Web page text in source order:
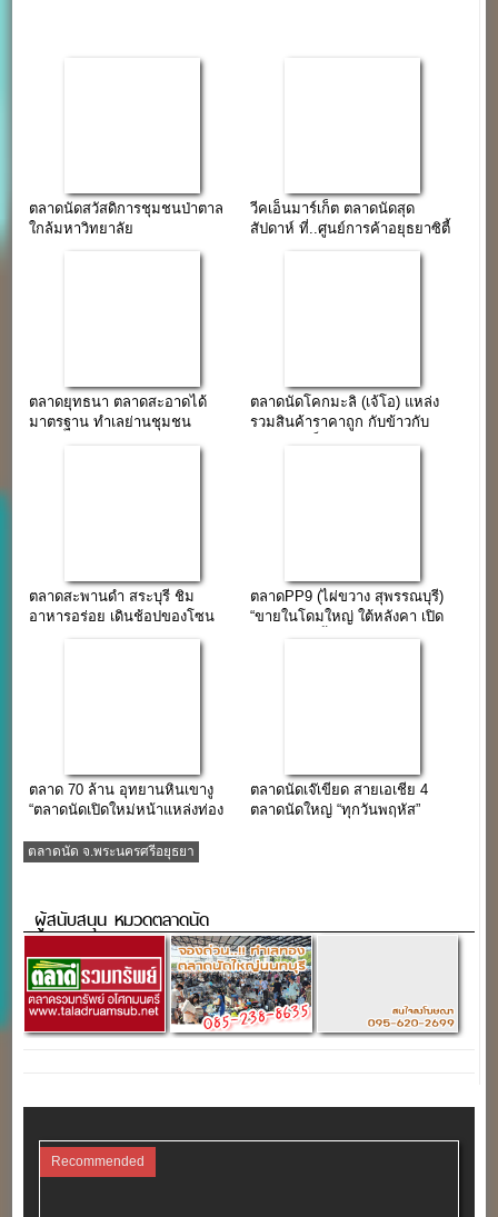
ตลาดนัดสวัสดิการชุมชนป่าตาล
ใกล้มหาวิทยาลัย
วีคเอ็นมาร์เก็ต ตลาดนัดสุด
สัปดาห์ ที่..ศูนย์การค้าอยุธยาซิตี้
ตลาดยุทธนา ตลาดสะอาดได้
มาตรฐาน ทำเลย่านชุมชน
ตลาดนัดโคกมะลิ (เจ้โอ)​ แหล่ง
รวมสินค้าราคาถูก กับข้าวกับ
ตลาดสะพานดำ สระบุรี ชิม
อาหารอร่อย เดินช้อปของโซน
ตลาดPP9 (ไผ่ขวาง สุพรรณบุรี)
“ขายในโดมใหญ่ ใต้หลังคา เปิด
ตลาด 70 ล้าน อุทยานหินเขางู
“ตลาดนัดเปิดใหม่หน้าแหล่งท่อง
ตลาดนัดเจ๊เขียด สายเอเชีย 4
ตลาดนัดใหญ่ “ทุกวันพฤหัส”
ตลาดนัด จ.พระนครศรีอยุธยา
ผู้สนับสนุน หมวดตลาดนัด
Recommended